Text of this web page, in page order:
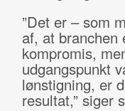
”Det er – som
af, at branchen
kompromis,
udgangspunkt
lønstigning, er
resultat,” siger